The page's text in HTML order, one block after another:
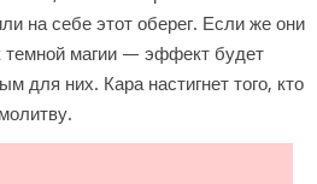
на себе этот оберег. Если же они
темной магии — эффект будет
для них. Кара настигнет того, кто